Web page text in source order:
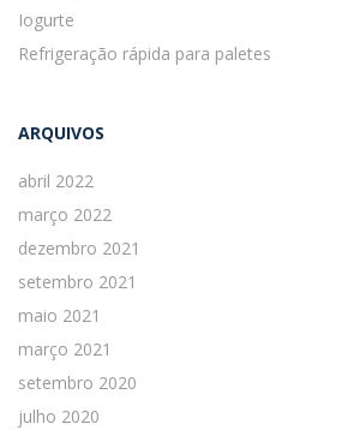
Iogurte
Refrigeração rápida para paletes
ARQUIVOS
abril 2022
março 2022
dezembro 2021
setembro 2021
maio 2021
março 2021
setembro 2020
julho 2020